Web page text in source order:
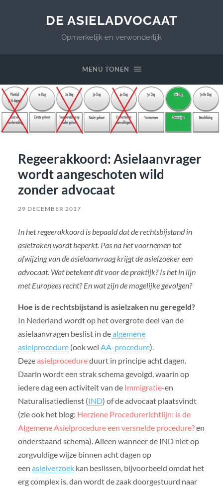
DE ASIELADVOCAAT
Opmerkelijk en verwonderlijk
MENU TONEN
Regeerakkoord: Asielaanvrager
wordt aangeschoten wild
zonder advocaat
29 DECEMBER 2017
In het regeerakkoord is bepaald dat de rechtsbijstand in
asielzaken wordt beperkt. Pas na het voornemen tot
afwijzing van de asielaanvraag krijgt de asielzoeker een
advocaat. Wat betekent dit voor de praktijk? Is het in lijn
met Europees recht? En wat zijn de mogelijke gevolgen?
Hoe is de rechtsbijstand is asielzaken nu geregeld?
In Nederland wordt op het overgrote deel van de
asielaanvragen beslist in dealgemene
asielprocedure(ook wel AA-procedure).
Dezeasielprocedureduurt in principe acht dagen.
Daarin wordt een strak schema gevolgd, waarin op
iedere dag een activiteit van de Immigratie-en
Naturalisatiedienst (IND) of de advocaat plaatsvindt
(zie ook het blog: Herziene Procedurerichtlijn: is de
Algemene Asielprocedure een versnelde procedure?en
onderstaand schema). Alleen wanneer de IND niet op
zorgvuldige wijze binnen acht dagen op
een asielverzoekkan beslissen, bijvoorbeeld omdat het
erg complex is, dan wordt de zaak doorgestuurd naar